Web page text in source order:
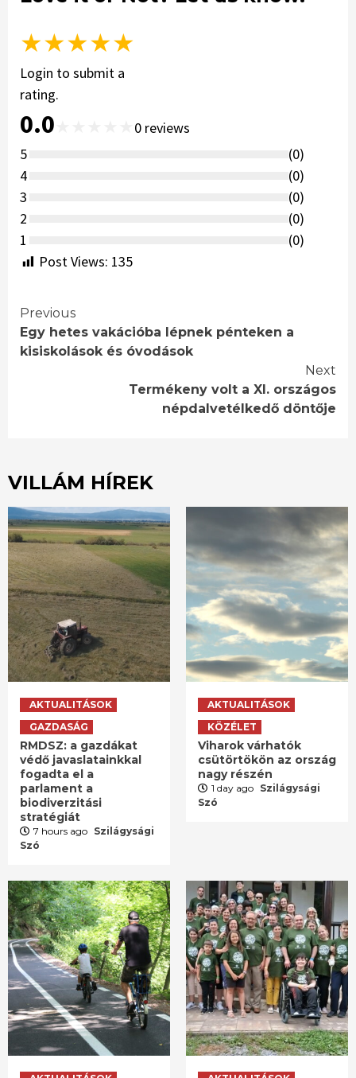
★★★★★
Login to submit a
rating.
0.0 0 reviews
5
(0)
4
(0)
3
(0)
2
(0)
1
(0)
Post Views: 135
Continue
Reading
Previous
Egy hetes vakációba lépnek pénteken a
kisiskolások és óvodások
Next
Termékeny volt a XI. országos
népdalvetélkedő döntője
VILLÁM HÍREK
AKTUALITÁSOK
GAZDASÁG
RMDSZ: a gazdákat
védő javaslatainkkal
fogadta el a
parlament a
biodiverzitási
stratégiát
7 hours ago Szilágysági
Szó
AKTUALITÁSOK
KÖZÉLET
Viharok várhatók
csütörtökön az ország
nagy részén
1 day ago Szilágysági
Szó